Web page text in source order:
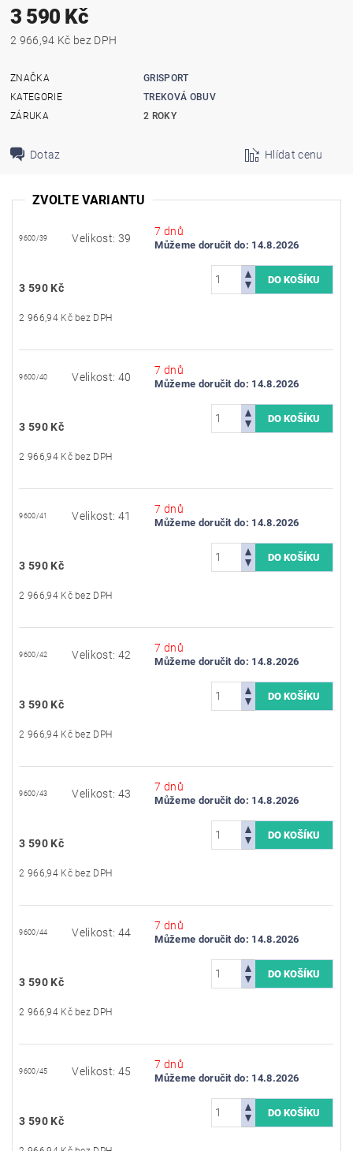
3 590 Kč
2 966,94 Kč bez DPH
ZNAČKA
GRISPORT
KATEGORIE
TREKOVÁ OBUV
ZÁRUKA
2 ROKY
Dotaz Hlídat cenu
ZVOLTE VARIANTU
9600/39 Velikost: 39
7 dnů
Můžeme doručit do: 14.8.2026
3 590 Kč
2 966,94 Kč bez DPH
9600/40 Velikost: 40
7 dnů
Můžeme doručit do: 14.8.2026
3 590 Kč
2 966,94 Kč bez DPH
9600/41 Velikost: 41
7 dnů
Můžeme doručit do: 14.8.2026
3 590 Kč
2 966,94 Kč bez DPH
9600/42 Velikost: 42
7 dnů
Můžeme doručit do: 14.8.2026
3 590 Kč
2 966,94 Kč bez DPH
9600/43 Velikost: 43
7 dnů
Můžeme doručit do: 14.8.2026
3 590 Kč
2 966,94 Kč bez DPH
9600/44 Velikost: 44
7 dnů
Můžeme doručit do: 14.8.2026
3 590 Kč
2 966,94 Kč bez DPH
9600/45 Velikost: 45
7 dnů
Můžeme doručit do: 14.8.2026
3 590 Kč